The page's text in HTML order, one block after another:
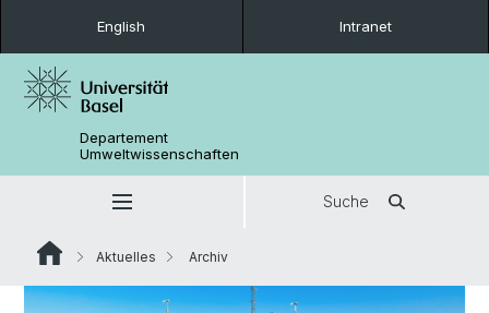
English Intranet
Departement
Umweltwissenschaften
Suche
Aktuelles Archiv